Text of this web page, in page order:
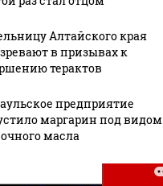
Алтайского края
в призывах к
терактов
предприятие
маргарин под видом
масла